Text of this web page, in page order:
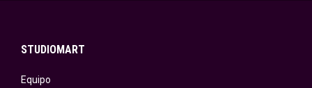
STUDIOMART
Equipo